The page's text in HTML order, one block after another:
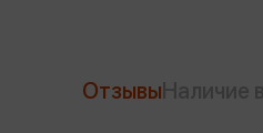
Отзывы